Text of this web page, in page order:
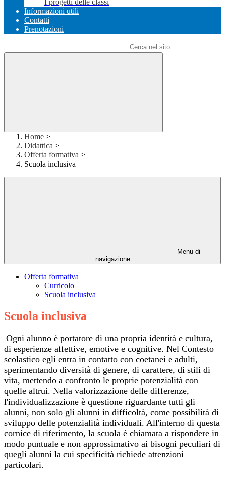
I progetti delle classi
Informazioni utili
Contatti
Prenotazioni
Home >
Didattica >
Offerta formativa >
Scuola inclusiva
Menu di
navigazione
Offerta formativa
Curricolo
Scuola inclusiva
Scuola inclusiva
Ogni alunno è portatore di una propria identità e cultura,
di esperienze affettive, emotive e cognitive. Nel Contesto
scolastico egli entra in contatto con coetanei e adulti,
sperimentando diversità di genere, di carattere, di stili di
vita, mettendo a confronto le proprie potenzialità con
quelle altrui. Nella valorizzazione delle differenze,
l'individualizzazione è questione riguardante tutti gli
alunni, non solo gli alunni in difficoltà, come possibilità di
sviluppo delle potenzialità individuali. All'interno di questa
cornice di riferimento, la scuola è chiamata a rispondere in
modo puntuale e non approssimativo ai bisogni peculiari di
quegli alunni la cui specificità richiede attenzioni
particolari.